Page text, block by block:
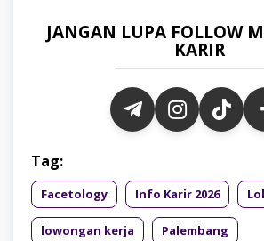
JANGAN LUPA FOLLOW
KARIR
Tag:
Facetology Info Karir 2026
lowongan kerja Palembang